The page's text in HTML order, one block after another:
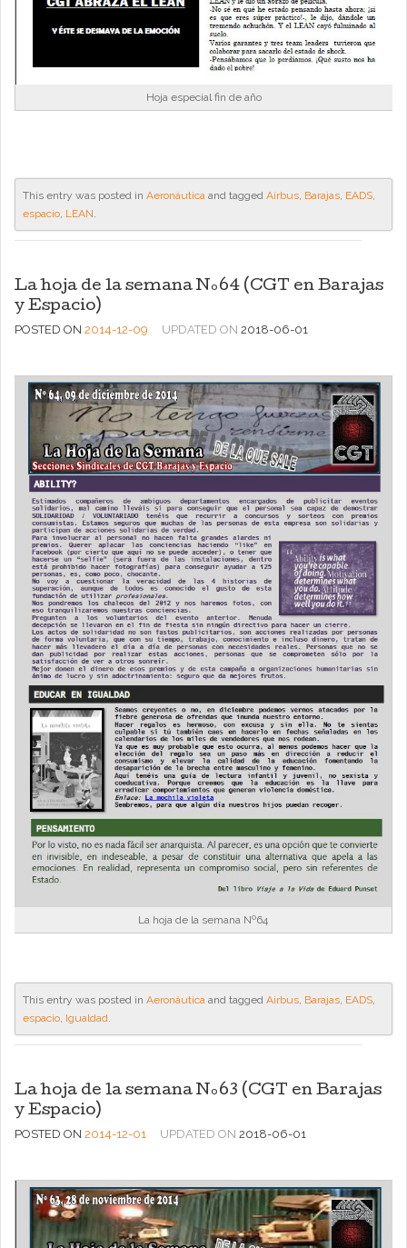
Hoja especial fin de año
This entry was posted in Aeronáutica and tagged Airbus, Barajas, EADS,
espacio, LEAN.
La hoja de la semana Nº64 (CGT en Barajas
y Espacio)
POSTED ON 2014-12-09 UPDATED ON 2018-06-01
La hoja de la semana Nº64
This entry was posted in Aeronáutica and tagged Airbus, Barajas, EADS,
espacio, Igualdad.
La hoja de la semana Nº63 (CGT en Barajas
y Espacio)
POSTED ON 2014-12-01 UPDATED ON 2018-06-01